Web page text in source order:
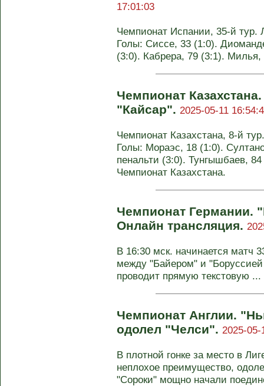
17:01:03
Чемпионат Испании, 35-й тур.
Голы: Сиссе, 33 (1:0).
(3:0). Кабрера, 79 (3:1).
Чемпионат
"Кайсар". 2025-05-11
Чемпионат Казахстана, 8-й
Голы: Мораэс, 18 (1:0).
пенальти (3:0). Тунгышбаев,
Чемпионат Казахстана.
Чемпионат Германии.
Онлайн трансляция.
В 16:30 мск. начинается матч
между "Байером" и
проводит прямую текстовую ...
Чемпионат Англии.
одолел "Челси". 2025-05-
В плотной гонке за место в
неплохое преимущество,
"Сороки" мощно начали